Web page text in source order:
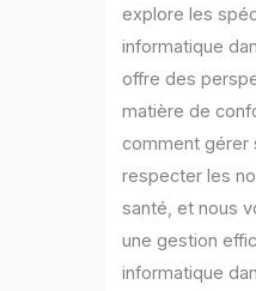
explore les
informatique
offre des
matière de
comment gérer
respecter les
santé, et nous
une gestion
informatique